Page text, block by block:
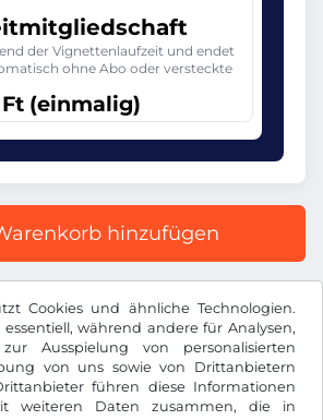
Cookies und ähnliche Technologien.
essentiell, während andere für Analysen,
Ausspielung von personalisierten
von uns sowie von Drittanbietern
führen diese Informationen
weiteren Daten zusammen, die in
der Vignettenlaufzeit und endet
ohne Abo oder versteckte
Ft (einmalig)
hinzufügen
MwSt.